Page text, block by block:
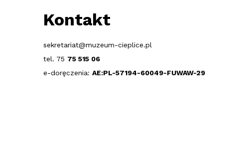
Kontakt
sekretariat@muzeum-cieplice.pl
tel. 75 75 515 06
e-doręczenia: AE:PL-57194-60049-FUWAW-29